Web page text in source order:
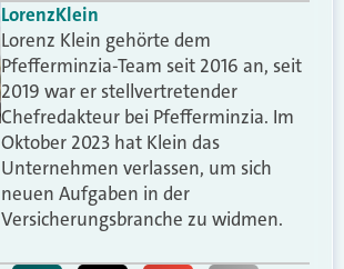
LorenzKlein
Lorenz Klein gehörte dem
Pfefferminzia-Team seit 2016 an, seit
2019 war er stellvertretender
Chefredakteur bei Pfefferminzia. Im
Oktober 2023 hat Klein das
Unternehmen verlassen, um sich
neuen Aufgaben in der
Versicherungsbranche zu widmen.